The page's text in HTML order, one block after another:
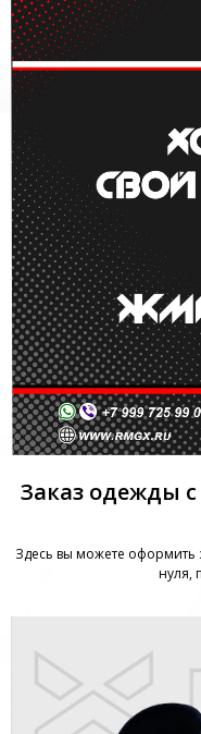
Заказ одежды
Здесь вы можете оформить
нуля,